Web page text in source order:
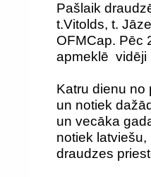
Pašlaik
t.Vitolds, t.
OFMCap. Pēc
apmeklē vidēji
Katru dienu no
un notiek
un vecāka
notiek
draudzes